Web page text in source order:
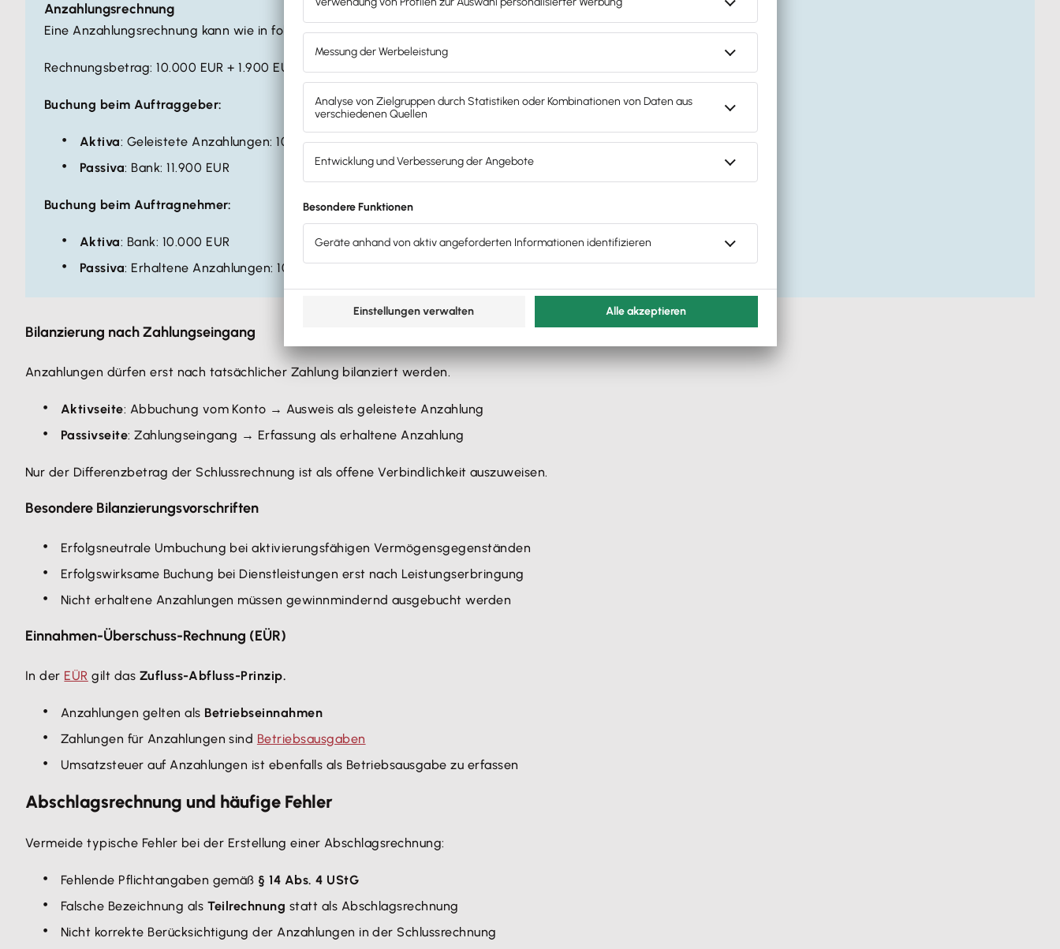
Anzahlungsrechnung
Eine Anzahlungsrechnung kann wie in folgendem Beispiel aussehen:
Rechnungsbetrag: 10.000 EUR + 1.900 EUR Umsatzsteuer = 11.900 EUR Gesamtbetrag
Buchung beim Auftraggeber:
Aktiva: Geleistete Anzahlungen: 10.000 EUR, Vorsteuer: 1.900 EUR
Passiva: Bank: 11.900 EUR
Buchung beim Auftragnehmer:
Aktiva: Bank: 10.000 EUR
Passiva: Erhaltene Anzahlungen: 10.000 EUR
Bilanzierung nach Zahlungseingang
Anzahlungen dürfen erst nach tatsächlicher Zahlung bilanziert werden.
Aktivseite: Abbuchung vom Konto → Ausweis als geleistete Anzahlung
Passivseite: Zahlungseingang → Erfassung als erhaltene Anzahlung
Nur der Differenzbetrag der Schlussrechnung ist als offene Verbindlichkeit auszuweisen.
Besondere Bilanzierungsvorschriften
Erfolgsneutrale Umbuchung bei aktivierungsfähigen Vermögensgegenständen
Erfolgswirksame Buchung bei Dienstleistungen erst nach Leistungserbringung
Nicht erhaltene Anzahlungen müssen gewinnmindernd ausgebucht werden
Einnahmen-Überschuss-Rechnung (EÜR)
In der EÜR gilt das Zufluss-Abfluss-Prinzip.
Anzahlungen gelten als Betriebseinnahmen
Zahlungen für Anzahlungen sind Betriebsausgaben
Umsatzsteuer auf Anzahlungen ist ebenfalls als Betriebsausgabe zu erfassen
Abschlagsrechnung und häufige Fehler
Vermeide typische Fehler bei der Erstellung einer Abschlagsrechnung:
Fehlende Pflichtangaben gemäß § 14 Abs. 4 UStG
Falsche Bezeichnung als Teilrechnung statt als Abschlagsrechnung
Nicht korrekte Berücksichtigung der Anzahlungen in der Schlussrechnung